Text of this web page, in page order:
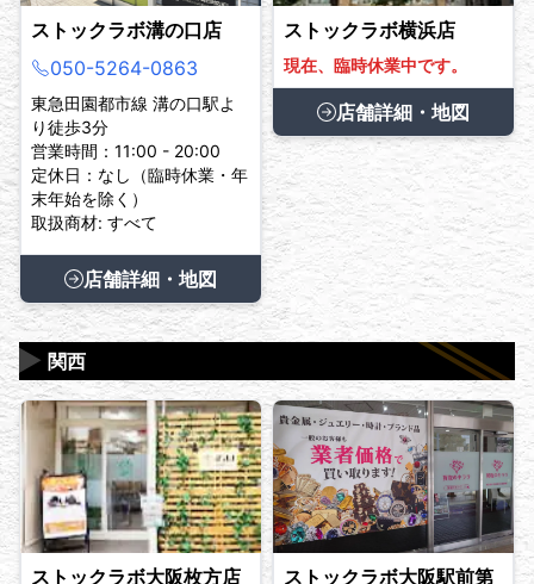
ストックラボ溝の口店
050-5264-0863
東急田園都市線 溝の口駅よ
り徒歩3分
営業時間：11:00 - 20:00
定休日：なし（臨時休業・年
末年始を除く）
取扱商材: すべて
店舗詳細・地図
ストックラボ横浜店
現在、臨時休業中です。
店舗詳細・地図
関西
▶
ストックラボ大阪枚方店
ストックラボ大阪駅前第